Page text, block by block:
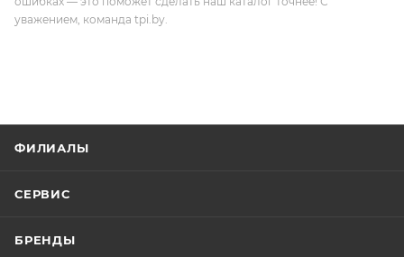
уважением, команда tpi.by.
ФИЛИАЛЫ
СЕРВИС
БРЕНДЫ